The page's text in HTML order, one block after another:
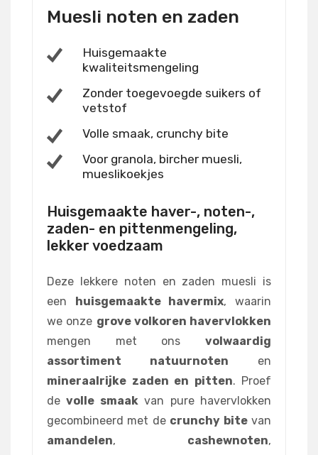
Muesli noten en zaden
Huisgemaakte
kwaliteitsmengeling
Zonder toegevoegde suikers of
vetstof
Volle smaak, crunchy bite
Voor granola, bircher muesli,
mueslikoekjes
Huisgemaakte haver-, noten-,
zaden- en pittenmengeling,
lekker voedzaam
Deze lekkere noten en zaden muesli is
een huisgemaakte havermix, waarin
we onze grove volkoren havervlokken
mengen met ons volwaardig
assortiment natuurnoten en
mineraalrijke zaden en pitten. Proef
devolle smaakvan pure havervlokken
gecombineerd met de crunchy bitevan
amandelen, cashewnoten,